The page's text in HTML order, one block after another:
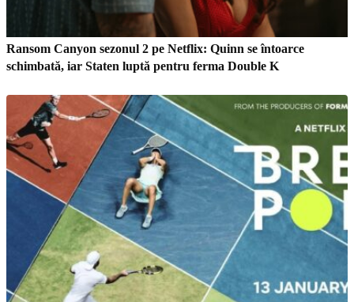
Ransom Canyon sezonul 2 pe Netflix: Quinn se întoarce
schimbată, iar Staten luptă pentru ferma Double K